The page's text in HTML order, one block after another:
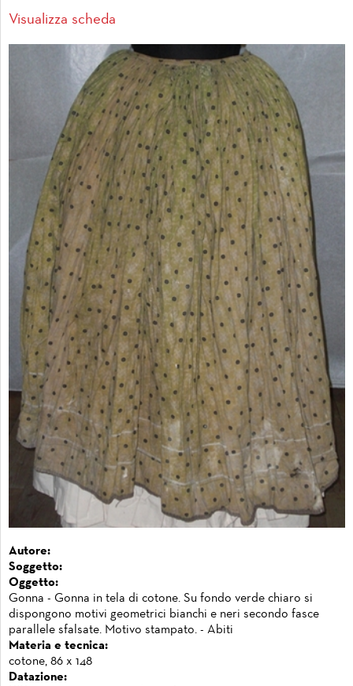
Visualizza scheda
Autore:
Soggetto:
Oggetto:
Gonna - Gonna in tela di cotone. Su fondo verde chiaro si
dispongono motivi geometrici bianchi e neri secondo fasce
parallele sfalsate. Motivo stampato. - Abiti
Materia e tecnica:
cotone, 86 x 148
Datazione: